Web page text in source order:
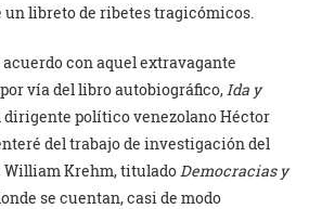
un libreto de ribetes tragicómicos.
acuerdo con aquel extravagante
vía del libro autobiográfico, Ida y
dirigente político venezolano Héctor
del trabajo de investigación del
Krehm, titulado Democracias y
se cuentan, casi de modo